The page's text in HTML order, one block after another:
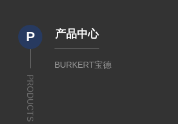
P
PRODUCTS
产品中心
BURKERT宝德